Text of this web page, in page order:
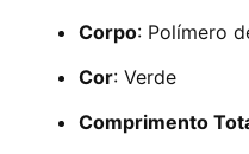
Corpo: Polímero
Cor: Verde
Comprimento